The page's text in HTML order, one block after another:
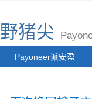
野猪尖
Payoneer派安盈